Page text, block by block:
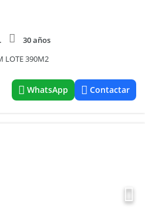
30 años
LOTE 390M2
WhatsApp Contactar